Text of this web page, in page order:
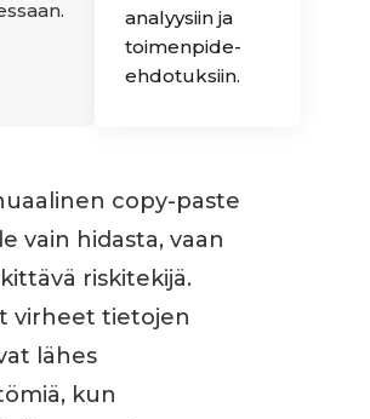
analyysiin ja
toimenpide-
ehdotuksiin.
copy-paste
vain hidasta, vaan
riskitekijä.
virheet tietojen
lähes
kun